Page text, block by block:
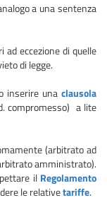
a una sentenza
eccezione di quelle
di legge.
inserire una clausola
compromesso) a lite
(arbitrato ad
amministrato).
il Regolamento
le relativetariffe.